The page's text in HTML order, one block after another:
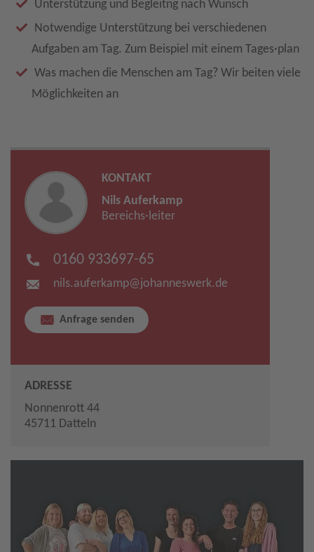
Unterstützung und Begleitng nach Wunsch
Notwendige Unterstützung bei verschiedenen
Aufgaben am Tag. Zum Beispiel mit einem Tages·plan
Was machen die Menschen am Tag? Wir beiten viele
Möglichkeiten an
KONTAKT
Nils Auferkamp
Bereichs·leiter
0160 933697-65
nils.auferkamp​@johanneswerk.de
Anfrage senden
ADRESSE
Nonnenrott 44
45711 Datteln